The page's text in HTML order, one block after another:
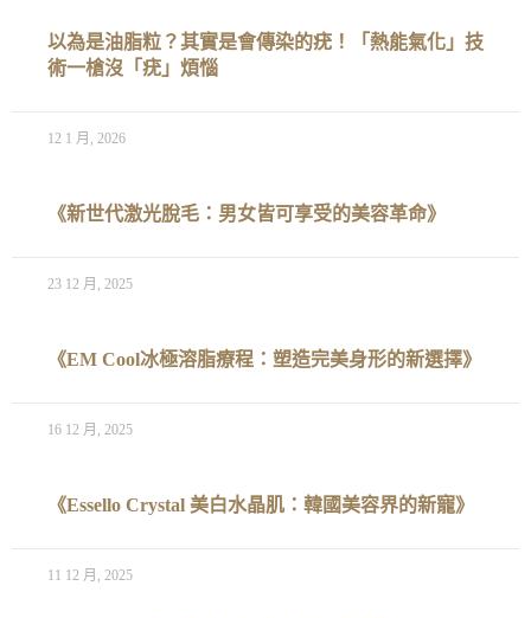
以為是油脂粒？其實是會傳染的疣！「熱能氣化」技
術一槍沒「疣」煩惱
12 1 月, 2026
《新世代激光脫毛：男女皆可享受的美容革命》
23 12 月, 2025
《EM Cool冰極溶脂療程：塑造完美身形的新選擇》
16 12 月, 2025
《Essello Crystal 美白水晶肌：韓國美容界的新寵》
11 12 月, 2025